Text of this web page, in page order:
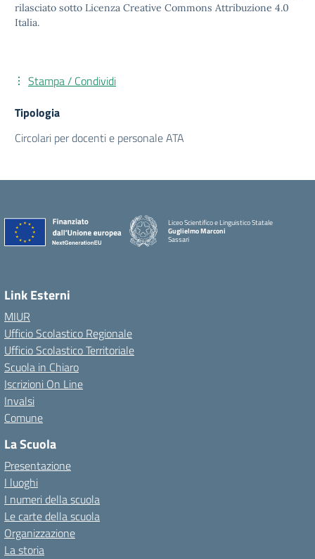
rilasciato sotto Licenza Creative Commons Attribuzione 4.0
Italia.
Stampa / Condividi
Tipologia
Circolari per docenti e personale ATA
Liceo Scientifico e Linguistico Statale
Guglielmo Marconi
Sassari
Link Esterni
MIUR
Ufficio Scolastico Regionale
Ufficio Scolastico Territoriale
Scuola in Chiaro
Iscrizioni On Line
Invalsi
Comune
La Scuola
Presentazione
I luoghi
I numeri della scuola
Le carte della scuola
Organizzazione
La storia